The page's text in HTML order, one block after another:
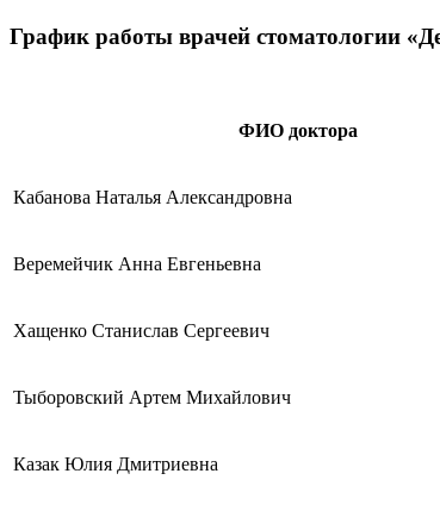
График работы врачей стоматологии
ФИО доктора
Кабанова Наталья Александровна
Веремейчик Анна Евгеньевна
Хащенко Станислав Сергеевич
Тыборовский Артем Михайлович
Казак Юлия Дмитриевна